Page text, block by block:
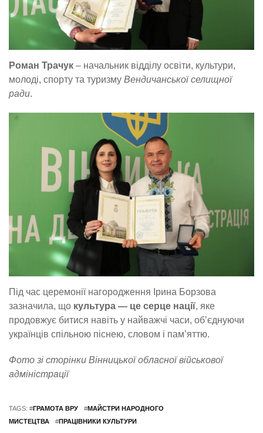
Роман Трачук – начальник відділу освіти, культури,
молоді, спорту та туризму Вендичанської селищної
ради.
Під час церемонії нагородження Ірина Борзова
зазначила, що культура — це серце нації, яке
продовжує битися навіть у найважчі часи, об’єднуючи
українців спільною піснею, словом і пам’яттю.
Фото зі сторінки Вінницької обласної військової
адміністрації
TAGS: #ГРАМОТА ВРУ #МАЙСТРИ НАРОДНОГО
МИСТЕЦТВА
#ПРАЦІВНИКИ КУЛЬТУРИ